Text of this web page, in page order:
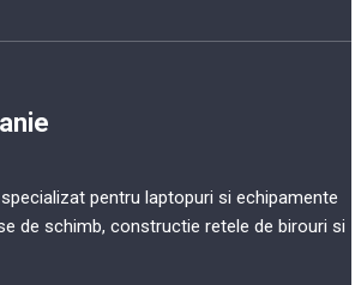
pentru laptopuri si echipamente
de schimb, constructie retele de birouri si